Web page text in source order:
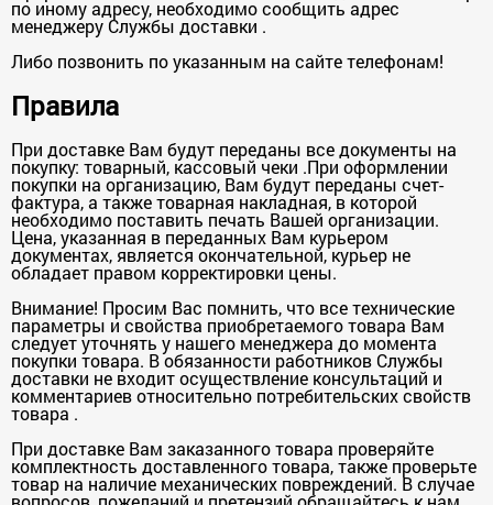
по иному адресу, необходимо сообщить адрес
менеджеру Службы доставки .
Либо позвонить по указанным на сайте телефонам!
Правила
При доставке Вам будут переданы все документы на
покупку: товарный, кассовый чеки .При оформлении
покупки на организацию, Вам будут переданы счет-
фактура, а также товарная накладная, в которой
необходимо поставить печать Вашей организации.
Цена, указанная в переданных Вам курьером
документах, является окончательной, курьер не
обладает правом корректировки цены.
Внимание! Просим Вас помнить, что все технические
параметры и свойства приобретаемого товара Вам
следует уточнять у нашего менеджера до момента
покупки товара. В обязанности работников Службы
доставки не входит осуществление консультаций и
комментариев относительно потребительских свойств
товара .
При доставке Вам заказанного товара проверяйте
комплектность доставленного товара, также проверьте
товар на наличие механических повреждений. В случае